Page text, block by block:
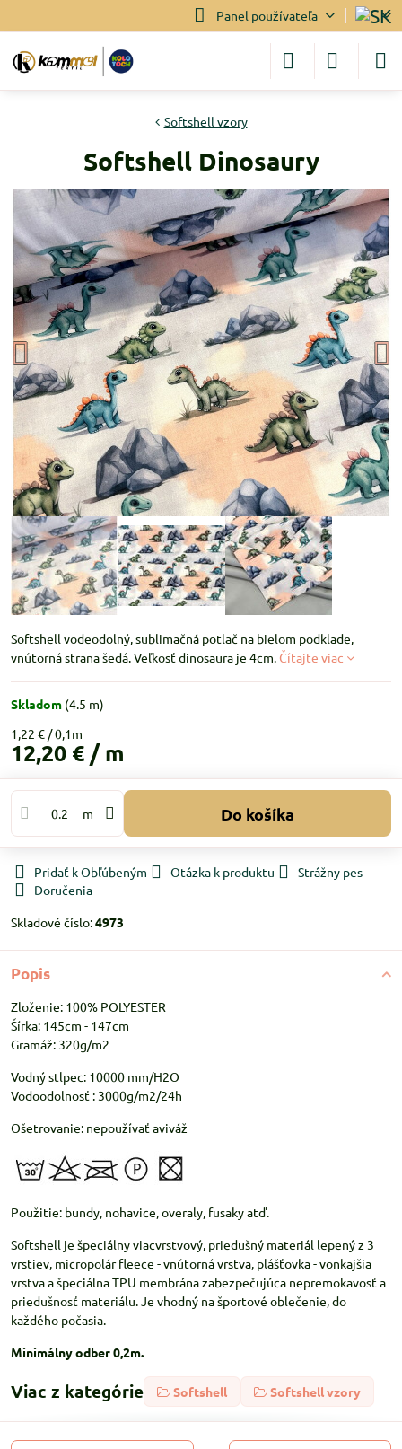
Panel používateľa
Softshell vzory
Softshell Dinosaury
Softshell vodeodolný, sublimačná potlač na bielom podklade,
vnútorná strana šedá. Veľkosť dinosaura je 4cm. Čítajte viac
Skladom (4.5 m)
1,22 €
12,20 € / m
m Do košíka
Pridať k Obľúbeným Otázka k produktu
Strážny pes
Doručenia
Skladové číslo:4973
Popis
Zloženie: 100% POLYESTER
Šírka: 145cm - 147cm
Gramáž: 320g/m2
Vodný stlpec: 10000 mm/H2O
Vodoodolnosť : 3000g/m2/24h
Ošetrovanie: nepoužívať aviváž
Použitie: bundy, nohavice, overaly, fusaky atď.
Softshell je špeciálny viacvrstvový, priedušný materiál lepený z 3
vrstiev, micropolár fleece - vnútorná vrstva, plášťovka - vonkajšia
vrstva a špeciálna TPU membrána zabezpečujúca nepremokavosť a
priedušnosť materiálu. Je vhodný na športové oblečenie, do
každého počasia.
Minimálny odber 0,2m.
Viac z kategórie Softshell Softshell vzory